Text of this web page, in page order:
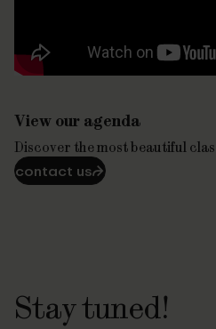
View our agenda
Discover the most beautiful
contact us⮫
Stay tuned!